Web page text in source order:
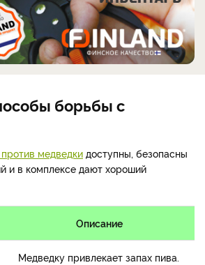
борьбы с
медведки доступны, безопасны
и в комплексе дают хороший
Описание
Медведку привлекает запах пива.